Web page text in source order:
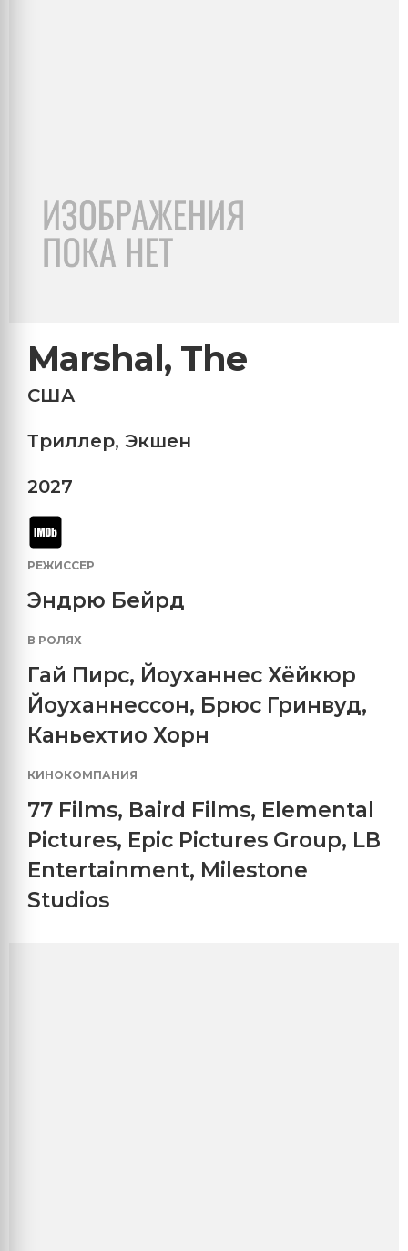
Marshal, The
США
Триллер, Экшен
2027
РЕЖИССЕР
Эндрю Бейрд
В РОЛЯХ
Гай Пирс, Йоуханнес Хёйкюр
Йоуханнессон, Брюс Гринвуд,
Каньехтио Хорн
КИНОКОМПАНИЯ
77 Films, Baird Films, Elemental
Pictures, Epic Pictures Group, LB
Entertainment, Milestone
Studios